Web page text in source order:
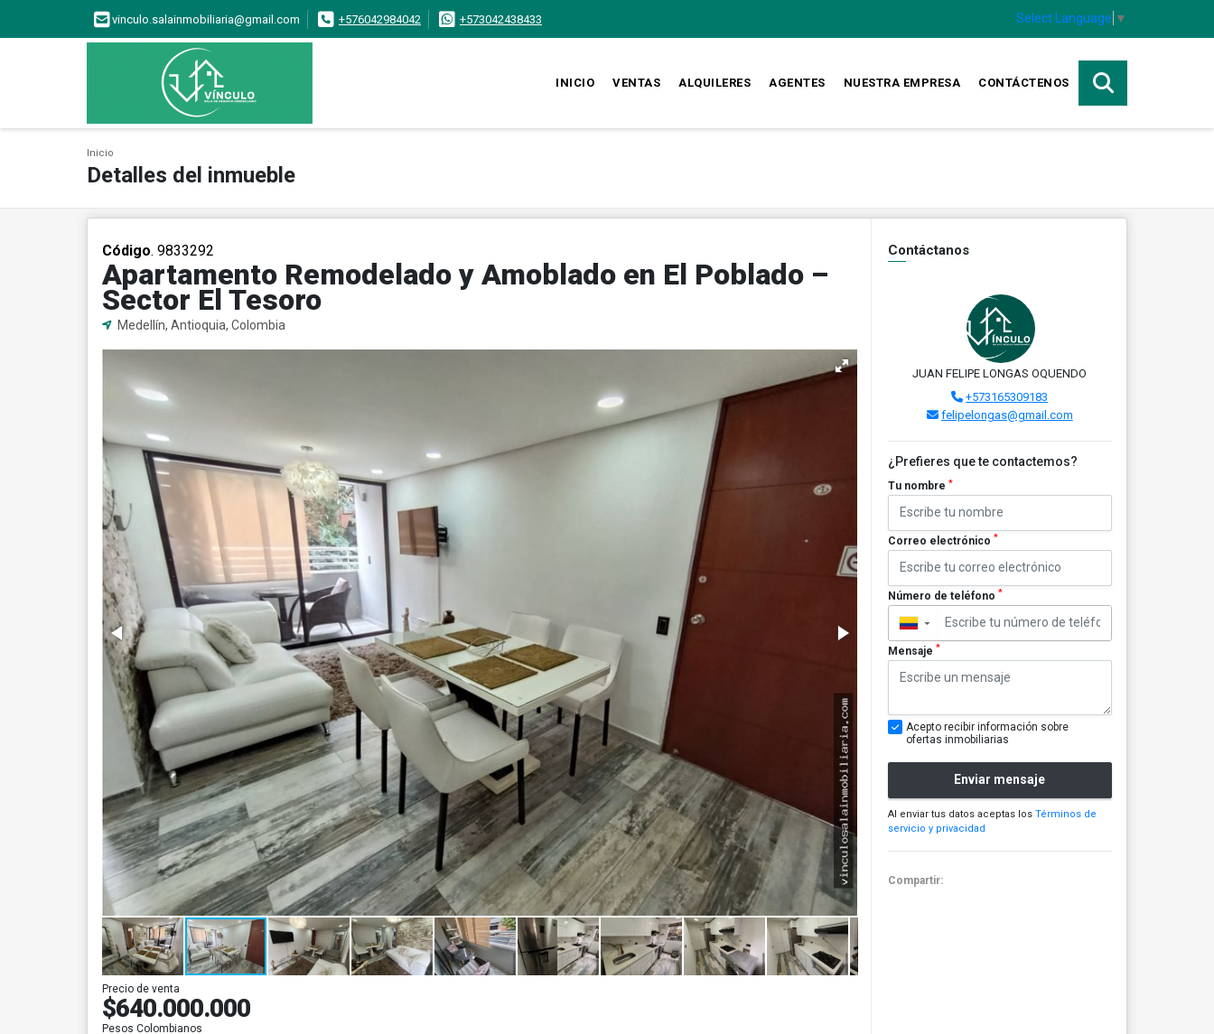
vinculo.salainmobiliaria@gmail.com +576042984042 +573042438433 Select Language ▼
INICIO VENTAS ALQUILERES AGENTES NUESTRA EMPRESA CONTÁCTENOS
Inicio
Detalles del inmueble
Código. 9833292
Apartamento Remodelado y Amoblado en El Poblado –
Sector El Tesoro
Medellín, Antioquia, Colombia
Precio de venta
$640.000.000
Pesos Colombianos
Contáctanos
JUAN FELIPE LONGAS OQUENDO
+573165309183
felipelongas@gmail.com
¿Prefieres que te contactemos?
Tu nombre *
Correo electrónico *
Número de teléfono *
▼
Mensaje *
Acepto recibir información sobre
ofertas inmobiliarias
Enviar mensaje
Al enviar tus datos aceptas los Términos de
servicio y privacidad
Compartir: